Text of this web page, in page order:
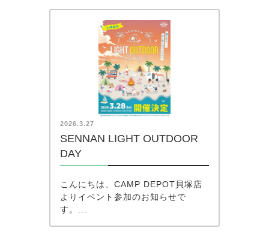
2026.3.27
SENNAN LIGHT OUTDOOR
DAY
こんにちは、CAMP DEPOT貝塚店
よりイベント参加のお知らせで
す。...